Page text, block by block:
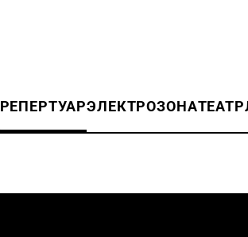
РЕПЕРТУАРЭЛЕКТРОЗОНАТЕАТР